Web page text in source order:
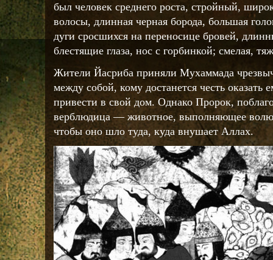
был человек среднего роста, стройный,
волосы, длинная черная борода, большая
дуги сросшихся на переносице бровей,
блестящие глаза, нос с горбинкой; смелая,
Жители Йасриба приняли Мухаммада
между собой, кому достанется честь оказать
привести в свой дом. Однако Пророк,
верблюдица — животное, выполняющее
чтобы оно шло туда, куда внушает Аллах.